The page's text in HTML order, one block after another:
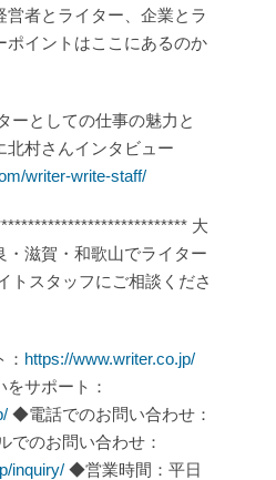
営者とライター、企業とラ
ポイントはここにあるのか
ーとしての仕事の魅力と
北村さんインタビュー
writer-write-staff/
大
・滋賀・和歌山でライター
トスタッフにご相談くださ
https://www.writer.co.jp/
サポート：
◆電話でのお問い合わせ：
でのお問い合わせ：
inquiry/ ◆営業時間：平日